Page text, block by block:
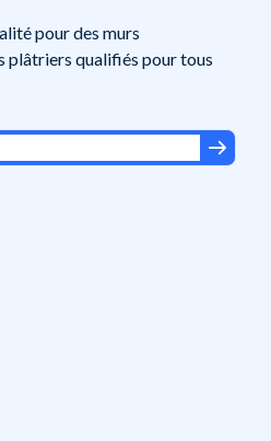
pour des murs
plâtriers qualifiés pour tous